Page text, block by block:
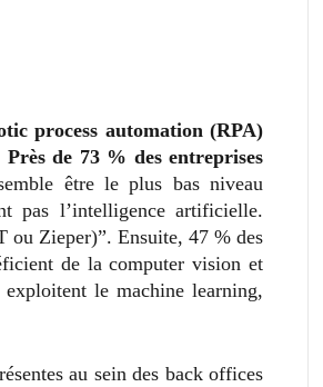
process automation (RPA)
de 73 % des entreprises
être le plus bas niveau
pas l’intelligence artificielle.
ou Zieper)”. Ensuite, 47 % des
de la computer vision et
le machine learning,
au sein des back offices